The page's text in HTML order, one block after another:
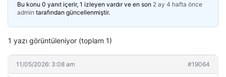
Bu konu 0 yanıt içerir, 1 izleyen vardır ve en son 2 ay 4 hafta önce
admin tarafından güncellenmiştir.
1 yazı görüntüleniyor (toplam 1)
11/05/2026: 3:08 am #19064